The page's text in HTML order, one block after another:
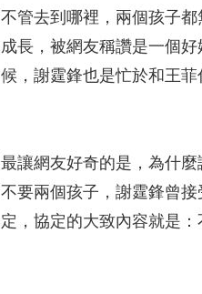
不管去到哪裡，兩個孩子
成長，被網友稱讚是一個
候，謝霆鋒也是忙於和王
最讓網友好奇的是，為什
不要兩個孩子，謝霆鋒曾
定，協定的大致內容就是